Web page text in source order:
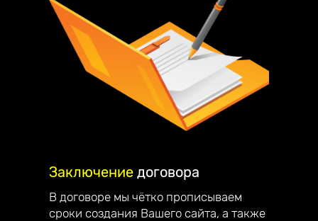
Заключение договора
В договоре мы чётко прописываем
сроки создания Вашего сайта, а также